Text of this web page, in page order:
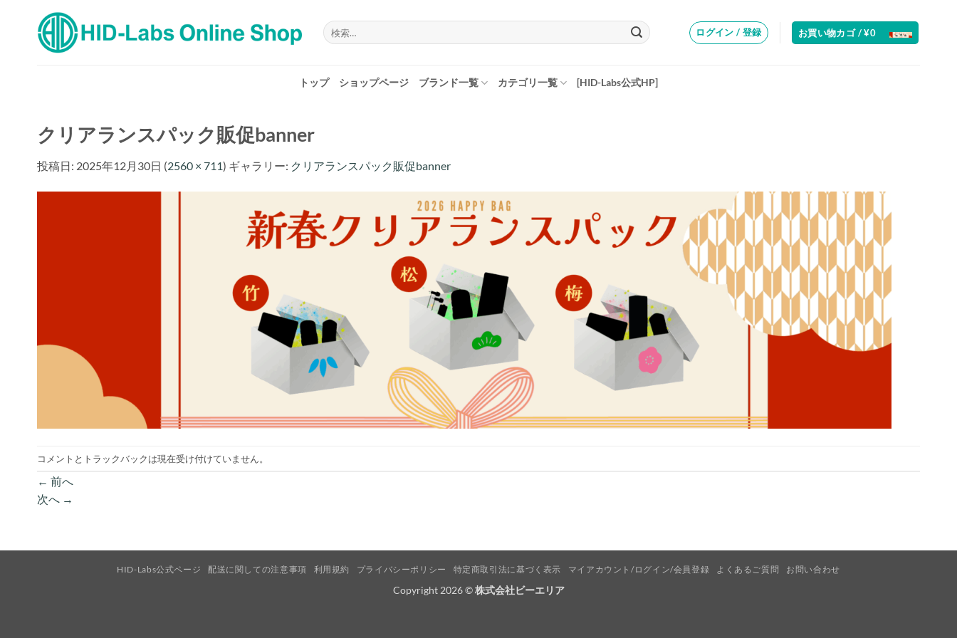
検
索
ログイン / 登録 お買い物カゴ /¥0
トップ ショップページ ブランド一覧 カテゴリ一覧 [HID-Labs公式HP]
クリアランスパック販促banner
投稿日: 2025年12月30日 (2560 × 711) ギャラリー: クリアランスパック販促banner
コメントとトラックバックは現在受け付けていません。
← 前へ
次へ →
HID-Labs公式ページ 配送に関しての注意事項 利用規約 プライバシーポリシー 特定商取引法に基づく表示 マイアカウント/ログイン/会員登録 よくあるご質問 お問い合わせ
Copyright 2026 ©株式会社ビーエリア